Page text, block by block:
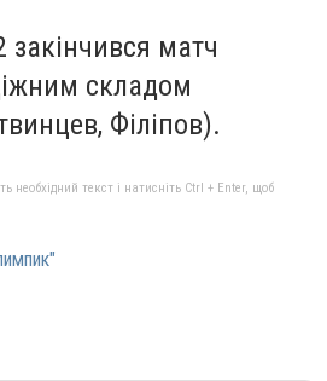
матч
складом
Філіпов).
необхідний текст і натисніть Ctrl + Enter, щоб